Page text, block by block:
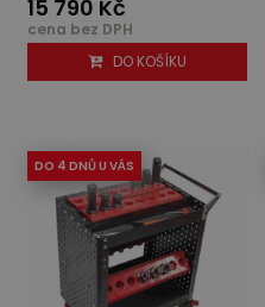
15 790 Kč
cena bez DPH
DO KOŠÍKU
DO 4 DNŮ U VÁS